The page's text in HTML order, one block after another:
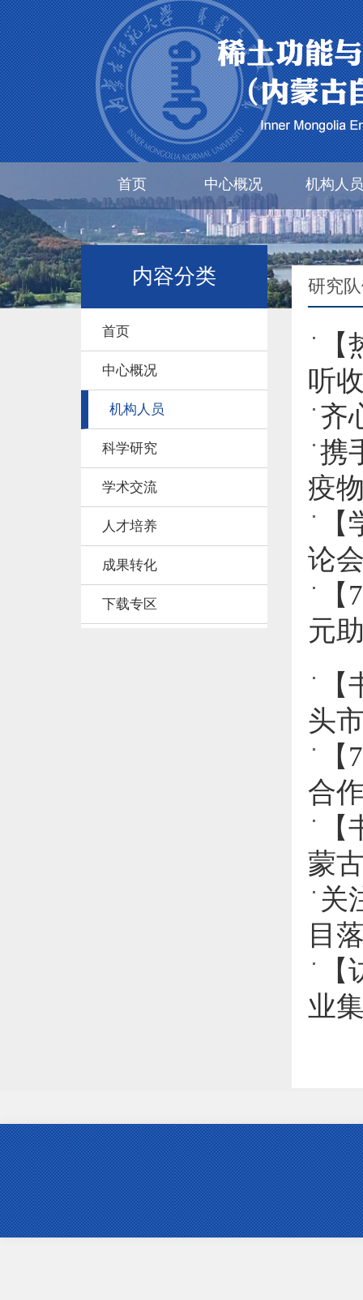
首页 中心概况 机构人员
内容分类
首页
中心概况
机构人员
科学研究
学术交流
人才培养
成果转化
下载专区
研究
听
齐
携
疫
论
元
头
合
蒙
关
目
业